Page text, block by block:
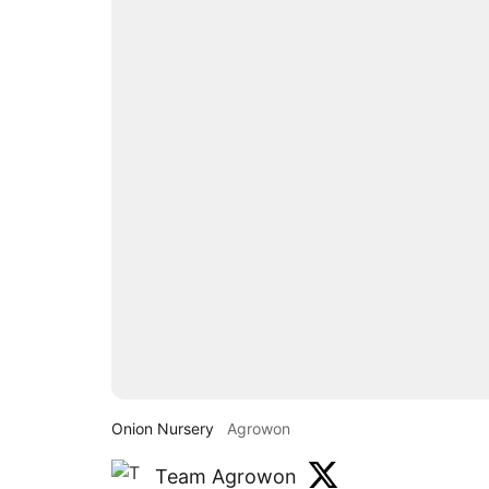
Onion Nursery Agrowon
Team Agrowon